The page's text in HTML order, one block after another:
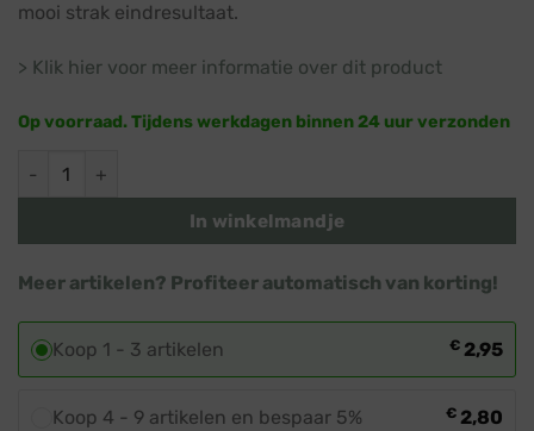
mooi strak eindresultaat.
> Klik hier voor meer informatie over dit product
Op voorraad. Tijdens werkdagen binnen 24 uur verzonden
In winkelmandje
Meer artikelen? Profiteer automatisch van korting!
Koop 1 - 3 artikelen € 2,95
Koop 4 - 9 artikelen en bespaar 5% € 2,80